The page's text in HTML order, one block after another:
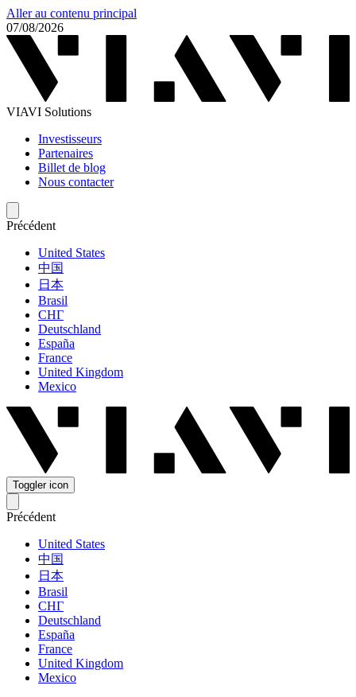
Aller au contenu principal
07/08/2026
VIAVI Solutions
Investisseurs
Partenaires
Billet de blog
Nous contacter
Précédent
United States
中国
日本
Brasil
СНГ
Deutschland
España
France
United Kingdom
Mexico
Toggler icon
Précédent
United States
中国
日本
Brasil
СНГ
Deutschland
España
France
United Kingdom
Mexico